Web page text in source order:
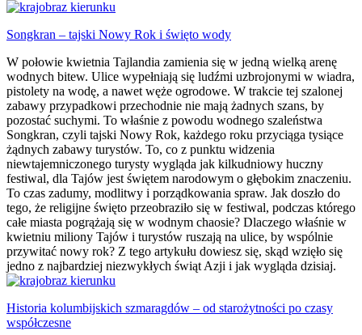
Songkran – tajski Nowy Rok i święto wody
W połowie kwietnia Tajlandia zamienia się w jedną wielką arenę
wodnych bitew. Ulice wypełniają się ludźmi uzbrojonymi w wiadra,
pistolety na wodę, a nawet węże ogrodowe. W trakcie tej szalonej
zabawy przypadkowi przechodnie nie mają żadnych szans, by
pozostać suchymi. To właśnie z powodu wodnego szaleństwa
Songkran, czyli tajski Nowy Rok, każdego roku przyciąga tysiące
żądnych zabawy turystów. To, co z punktu widzenia
niewtajemniczonego turysty wygląda jak kilkudniowy huczny
festiwal, dla Tajów jest świętem narodowym o głębokim znaczeniu.
To czas zadumy, modlitwy i porządkowania spraw. Jak doszło do
tego, że religijne święto przeobraziło się w festiwal, podczas którego
całe miasta pogrążają się w wodnym chaosie? Dlaczego właśnie w
kwietniu miliony Tajów i turystów ruszają na ulice, by wspólnie
przywitać nowy rok? Z tego artykułu dowiesz się, skąd wzięło się
jedno z najbardziej niezwykłych świąt Azji i jak wygląda dzisiaj.
Historia kolumbijskich szmaragdów – od starożytności po czasy
współczesne